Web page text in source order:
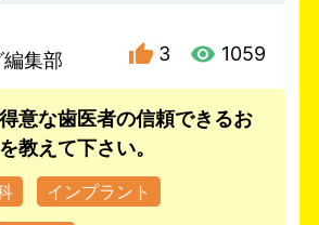
集部 3 1059
意な歯医者の信頼できるお
教えて下さい。
インプラント